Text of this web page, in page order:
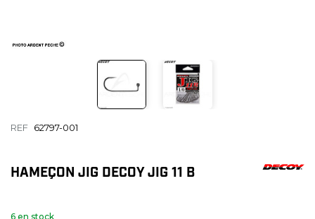
REF 62797-001
HAMEÇON JIG DECOY JIG 11 B
6 en stock